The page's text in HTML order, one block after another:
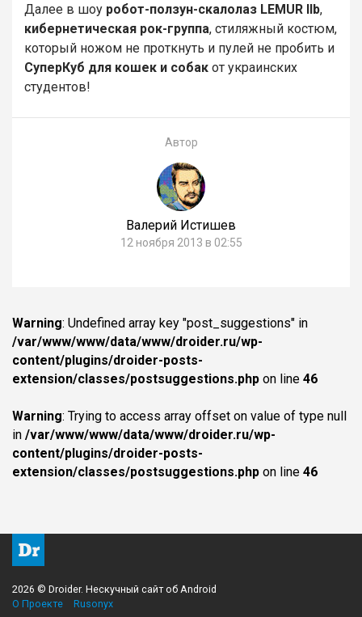
Далее в шоу робот-ползун-скалолаз LEMUR IIb,
кибернетическая рок-группа, стиляжный костюм,
который ножом не проткнуть и пулей не пробить и
СуперКуб для кошек и собак от украинских
студентов!
Автор
Валерий Истишев
12 ноября 2013 в 02:55
Warning: Undefined array key "post_suggestions" in
/var/www/www/data/www/droider.ru/wp-
content/plugins/droider-posts-
extension/classes/postsuggestions.php on line 46
Warning: Trying to access array offset on value of type null
in /var/www/www/data/www/droider.ru/wp-
content/plugins/droider-posts-
extension/classes/postsuggestions.php on line 46
2026 © Droider. Нескучный сайт об Android
О Проекте
Rusonyx